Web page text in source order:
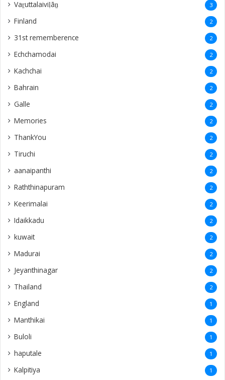
Vaṟuttalaiviḷāṉ 3
Finland 2
31st rememberence 2
Echchamodai 2
Kachchai 2
Bahrain 2
Galle 2
Memories 2
ThankYou 2
Tiruchi 2
aanaipanthi 2
Raththinapuram 2
Keerimalai 2
Idaikkadu 2
kuwait 2
Madurai 2
Jeyanthinagar 2
Thailand 2
England 1
Manthikai 1
Buloli 1
haputale 1
Kalpitiya 1